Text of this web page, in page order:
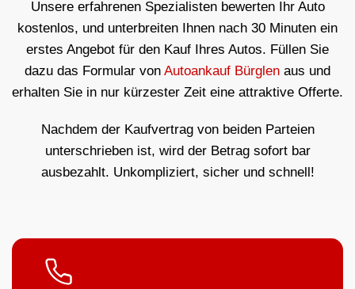
Unsere erfahrenen Spezialisten bewerten Ihr Auto
kostenlos, und unterbreiten Ihnen nach 30 Minuten ein
erstes Angebot für den Kauf Ihres Autos. Füllen Sie
dazu das Formular von Autoankauf Bürglen aus und
erhalten Sie in nur kürzester Zeit eine attraktive Offerte.
Nachdem der Kaufvertrag von beiden Parteien
unterschrieben ist, wird der Betrag sofort bar
ausbezahlt. Unkompliziert, sicher und schnell!